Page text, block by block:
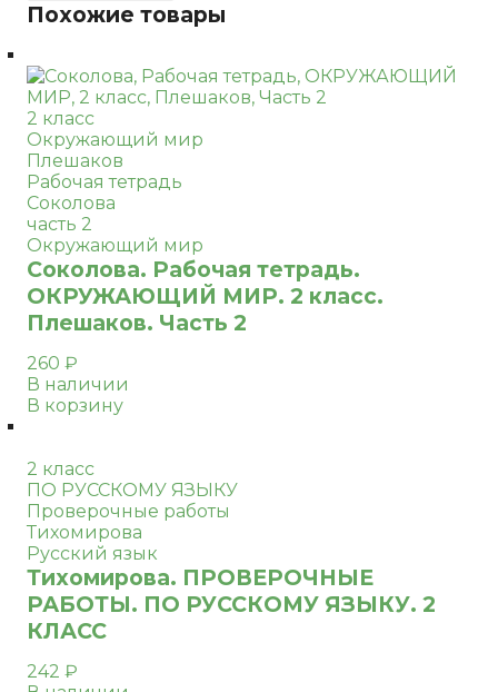
Похожие товары
2 класс
Окружающий мир
Плешаков
Рабочая тетрадь
Соколова
часть 2
Окружающий мир
Соколова. Рабочая тетрадь.
ОКРУЖАЮЩИЙ МИР. 2 класс.
Плешаков. Часть 2
260 ₽
В наличии
В корзину
2 класс
ПО РУССКОМУ ЯЗЫКУ
Проверочные работы
Тихомирова
Русский язык
Тихомирова. ПРОВЕРОЧНЫЕ
РАБОТЫ. ПО РУССКОМУ ЯЗЫКУ. 2
КЛАСС
242 ₽